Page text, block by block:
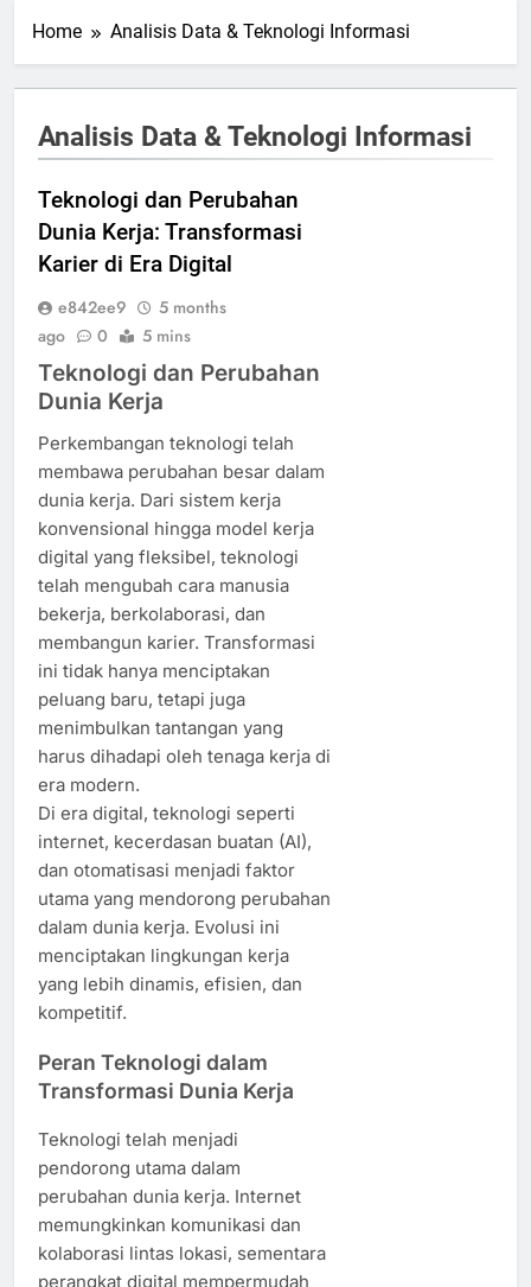
Home Analisis Data & Teknologi Informasi
Analisis Data & Teknologi Informasi
Teknologi dan Perubahan
Dunia Kerja: Transformasi
Karier di Era Digital
e842ee9
5 months
ago
0 5 mins
Teknologi dan Perubahan
Dunia Kerja
Perkembangan teknologi telah
membawa perubahan besar dalam
dunia kerja. Dari sistem kerja
konvensional hingga model kerja
digital yang fleksibel, teknologi
telah mengubah cara manusia
bekerja, berkolaborasi, dan
membangun karier. Transformasi
ini tidak hanya menciptakan
peluang baru, tetapi juga
menimbulkan tantangan yang
harus dihadapi oleh tenaga kerja di
era modern.
Di era digital, teknologi seperti
internet, kecerdasan buatan (AI),
dan otomatisasi menjadi faktor
utama yang mendorong perubahan
dalam dunia kerja. Evolusi ini
menciptakan lingkungan kerja
yang lebih dinamis, efisien, dan
kompetitif.
Peran Teknologi dalam
Transformasi Dunia Kerja
Teknologi telah menjadi
pendorong utama dalam
perubahan dunia kerja. Internet
memungkinkan komunikasi dan
kolaborasi lintas lokasi, sementara
perangkat digital mempermudah